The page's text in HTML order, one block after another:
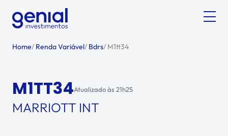
Home/ Renda Variável/ Bdrs/ M1tt34
M1TT34Atualizado às 21h25
MARRIOTT INT